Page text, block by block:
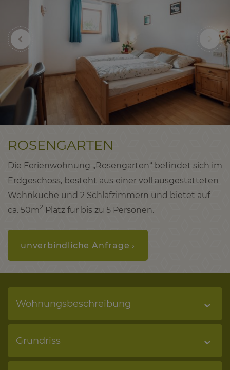
ROSENGARTEN
Die Ferienwohnung „Rosengarten“ befindet sich im
Erdgeschoss, besteht aus einer voll ausgestatteten
Wohnküche und 2 Schlafzimmern und bietet auf
ca. 50m2 Platz für bis zu 5 Personen.
unverbindliche Anfrage ›
Wohnungsbeschreibung
Grundriss